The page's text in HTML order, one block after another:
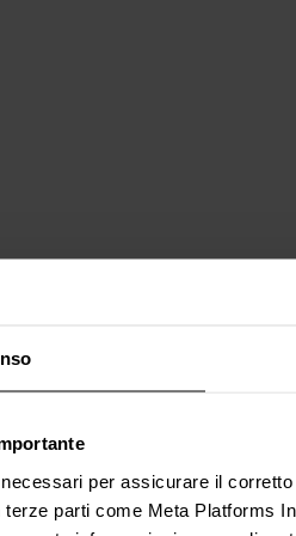
per assicurare il
parti come Meta Platforms